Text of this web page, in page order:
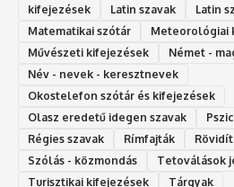
kifejezések
Latin szavak
Latin
Matematikai szótár
Meteorológiai
Művészeti kifejezések
Német -
Név - nevek - keresztnevek
Okostelefon szótár és kifejezések
Olasz eredetű idegen szavak
Régies szavak
Rímfajták
Szólás - közmondás
Tetoválások
Turisztikai kifejezések
Tárgyak